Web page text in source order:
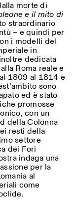
Politecnico 3
01 61 18
when I scroll
11:00-
11:00-20:00
14:00-18:00
morte di
e il mito di
straordinario
– e quindi per
i modelli del
in
dedicata
Roma reale e
1809 al 1814 e
sono
ed è stato
promosse
con un
della Colonna
resti della
settore
dei Fori
indaga una
per la
al
come